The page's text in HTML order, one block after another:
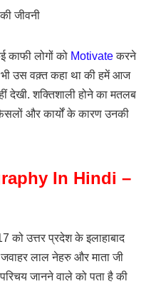
काफी लोगों को Motivateकरने
भी उस वक़्त कहा था की हमें आज
देखी. शक्तिशाली होने का मतलब
और कार्यों के कारण उनकी
In Hindi –
को उत्तर प्रदेश के इलाहाबाद
लाल नेहरु और माता जी
जानने वाले को पता है की